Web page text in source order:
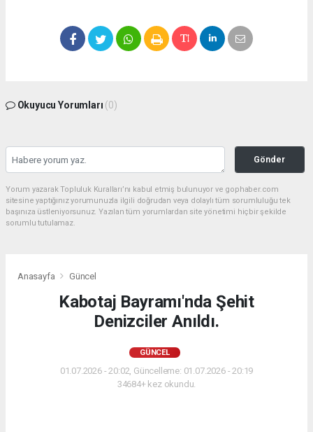
Okuyucu Yorumları (0)
Gönder
Yorum yazarak Topluluk Kuralları’nı kabul etmiş bulunuyor ve gophaber.com
sitesine yaptığınız yorumunuzla ilgili doğrudan veya dolaylı tüm sorumluluğu tek
başınıza üstleniyorsunuz. Yazılan tüm yorumlardan site yönetimi hiçbir şekilde
sorumlu tutulamaz.
Anasayfa Güncel
Kabotaj Bayramı'nda Şehit
Denizciler Anıldı.
GÜNCEL
01.07.2026 - 20:02, Güncelleme: 01.07.2026 - 20:19
34684+ kez okundu.